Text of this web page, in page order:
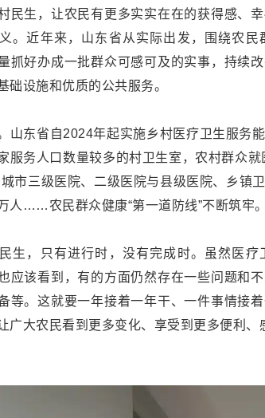
民生，让农民有更多实实在在的获得感、
。近年来，山东省从实际出发，围绕农民
抓好办成一批群众可感可及的实事，持续
础设施和优质的公共服务。
山东省自2024年起实施乡村医疗卫生服务
服务人口数量较多的村卫生室，农村群众
城市三级医院、二级医院与县级医院、乡镇
人……农民群众健康“第一道防线”不断筑牢。
生，只有进行时，没有完成时。虽然医
应该看到，有的方面仍然存在一些问题和
等。这就要一年接着一年干、一件事情接
广大农民看到更多变化、享受到更多便利、